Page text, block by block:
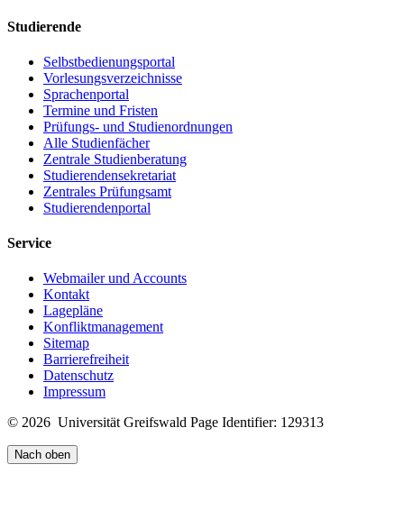
Studierende
Selbstbedienungsportal
Vorlesungsverzeichnisse
Sprachenportal
Termine und Fristen
Prüfungs- und Studienordnungen
Alle Studienfächer
Zentrale Studienberatung
Studierendensekretariat
Zentrales Prüfungsamt
Studierendenportal
Service
Webmailer und Accounts
Kontakt
Lagepläne
Konfliktmanagement
Sitemap
Barrierefreiheit
Datenschutz
Impressum
© 2026 Universität Greifswald Page Identifier: 129313
Nach oben